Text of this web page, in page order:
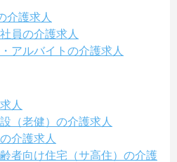
介護求人
員の介護求人
アルバイトの介護求人
人
（老健）の介護求人
介護求人
者向け住宅（サ高住）の介護